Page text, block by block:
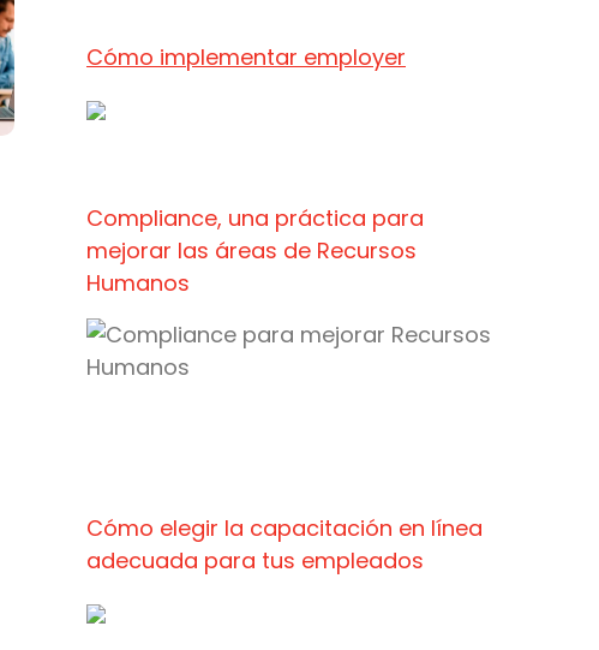
Cómo implementar employer
Compliance, una práctica para
mejorar las áreas de Recursos
Humanos
Cómo elegir la capacitación en línea
adecuada para tus empleados